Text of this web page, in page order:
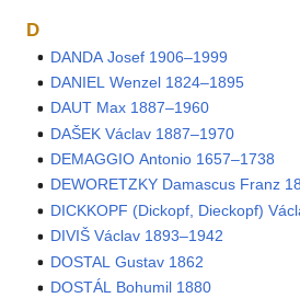
D
DANDA Josef 1906–1999
DANIEL Wenzel 1824–1895
DAUT Max 1887–1960
DAŠEK Václav 1887–1970
DEMAGGIO Antonio 1657–1738
DEWORETZKY Damascus Franz
DICKKOPF (Dickopf, Dieckopf)
DIVIŠ Václav 1893–1942
DOSTAL Gustav 1862
DOSTÁL Bohumil 1880